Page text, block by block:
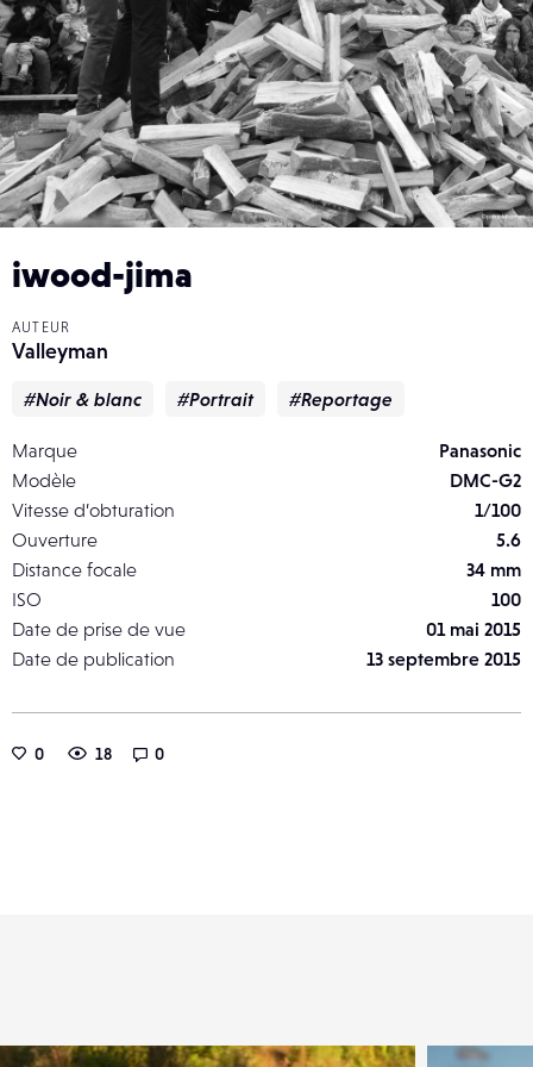
iwood-jima
AUTEUR
Valleyman
#Noir & blanc #Portrait #Reportage
Marque
Panasonic
Modèle
DMC-G2
Vitesse d’obturation
1/100
Ouverture
5.6
Distance focale
34 mm
ISO
100
Date de prise de vue
01 mai 2015
Date de publication
13 septembre 2015
0 18 0